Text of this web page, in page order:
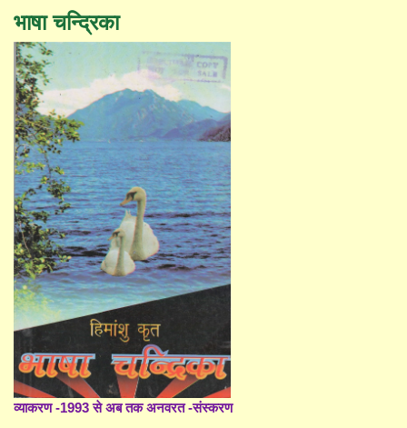
भाषा चन्द्रिका
व्याकरण -1993 से अब तक अनवरत -संस्करण